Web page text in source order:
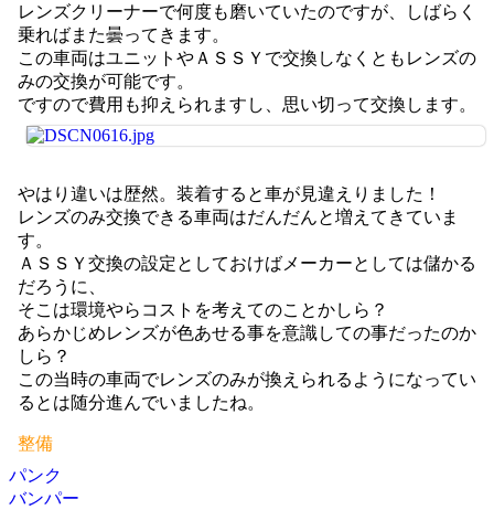
レンズクリーナーで何度も磨いていたのですが、しばらく
乗ればまた曇ってきます。
この車両はユニットやＡＳＳＹで交換しなくともレンズの
みの交換が可能です。
ですので費用も抑えられますし、思い切って交換します。
やはり違いは歴然。装着すると車が見違えりました！
レンズのみ交換できる車両はだんだんと増えてきていま
す。
ＡＳＳＹ交換の設定としておけばメーカーとしては儲かる
だろうに、
そこは環境やらコストを考えてのことかしら？
あらかじめレンズが色あせる事を意識しての事だったのか
しら？
この当時の車両でレンズのみが換えられるようになってい
るとは随分進んでいましたね。
整備
投
パンク
バンパー